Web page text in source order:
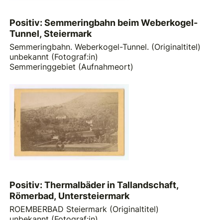
Positiv: Semmeringbahn beim Weberkogel-
Tunnel, Steiermark
Semmeringbahn. Weberkogel-Tunnel. (Originaltitel)
unbekannt (Fotograf:in)
Semmeringgebiet (Aufnahmeort)
Positiv: Thermalbäder in Tallandschaft,
Römerbad, Untersteiermark
ROEMBERBAD Steiermark (Originaltitel)